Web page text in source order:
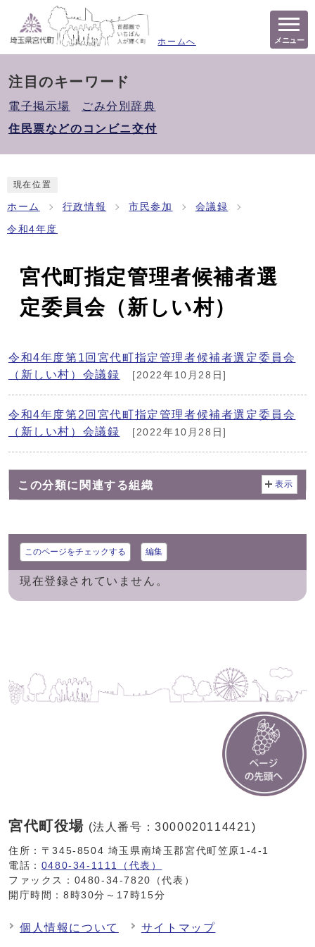
ホームへ メニュー
注目のキーワード
電子掲示場
ごみ分別辞典
住民票などのコンビニ交付
現在位置
ホーム 行政情報 市民参加 会議録
令和4年度
宮代町指定管理者候補者選
定委員会（新しい村）
令和4年度第1回宮代町指定管理者候補者選定委員会
（新しい村）会議録
[2022年10月28日]
令和4年度第2回宮代町指定管理者候補者選定委員会
（新しい村）会議録
[2022年10月28日]
この分類に関連する組織 表示
このページをチェックする 編集
現在登録されていません。
宮代町役場 (法人番号：3000020114421)
住所：〒345-8504 埼玉県南埼玉郡宮代町笠原1-4-1
電話： 0480-34-1111（代表）
ファックス：0480-34-7820（代表）
開庁時間：8時30分～17時15分
個人情報について サイトマップ